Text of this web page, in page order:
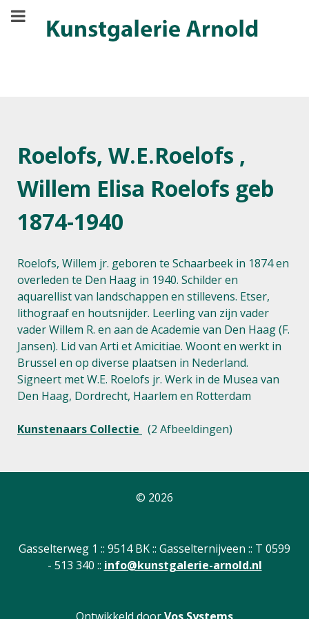
Roelofs, W.E.Roelofs ,
Willem Elisa Roelofs geb
1874-1940
Roelofs, Willem jr. geboren te Schaarbeek in 1874 en
overleden te Den Haag in 1940. Schilder en
aquarellist van landschappen en stillevens. Etser,
lithograaf en houtsnijder. Leerling van zijn vader
vader Willem R. en aan de Academie van Den Haag (F.
Jansen). Lid van Arti et Amicitiae. Woont en werkt in
Brussel en op diverse plaatsen in Nederland.
Signeert met W.E. Roelofs jr. Werk in de Musea van
Den Haag, Dordrecht, Haarlem en Rotterdam
Kunstenaars Collectie (2 Afbeeldingen)
© 2026
Gasselterweg 1 :: 9514 BK :: Gasselternijveen :: T 0599
- 513 340 :: info@kunstgalerie-arnold.nl